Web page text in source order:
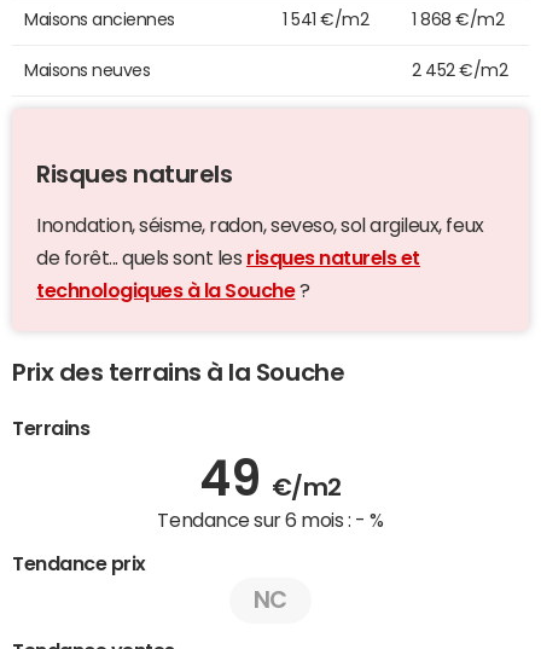
Maisons anciennes 1 541 €/m2 1 868 €/m2
Maisons neuves 2 452 €/m2
Risques naturels
Inondation, séisme, radon, seveso, sol argileux, feux
de forêt... quels sont les risques naturels et
technologiques à la Souche?
Prix des terrains à la Souche
Terrains
49 €/m2
Tendance sur 6 mois : - %
Tendance prix
NC